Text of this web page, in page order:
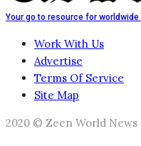
Your go to resource for
Work With Us
Advertise
Terms Of Service
Site Map
2020 © Zeen World News